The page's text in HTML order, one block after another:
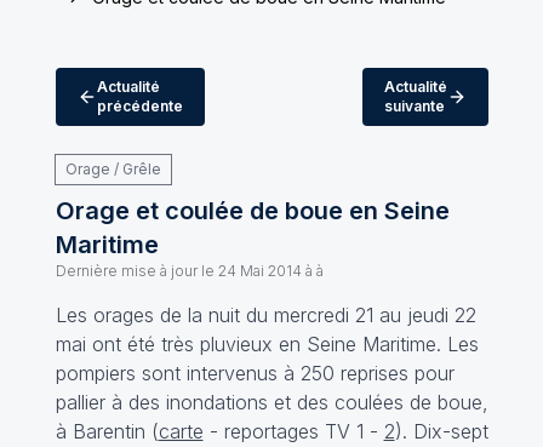
Actualité
précédente
Actualité
suivante
Orage / Grêle
Orage et coulée de boue en Seine
Maritime
Dernière mise à jour le 24 Mai 2014 à à
Les orages de la nuit du mercredi 21 au jeudi 22
mai ont été très pluvieux en Seine Maritime. Les
pompiers sont intervenus à 250 reprises pour
pallier à des inondations et des coulées de boue,
à Barentin (carte - reportages TV 1 - 2). Dix-sept